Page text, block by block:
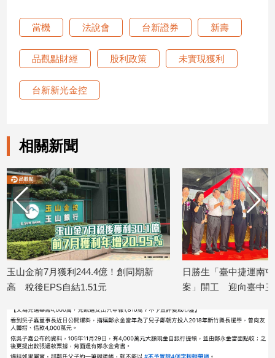
戲
運
動
寵
物
Pet
影
音
專
區
合
作
媒
體
投
稿
專
當機 法說會 台新證券 新壽
品觀點財經 股利政策 未實現獲利
台新新光金控
相關新聞
創同期新
日勝生「臺中捷運南屯站(G11)土地開發
案」開工 迎向臺中三軌時代
金研
TISA